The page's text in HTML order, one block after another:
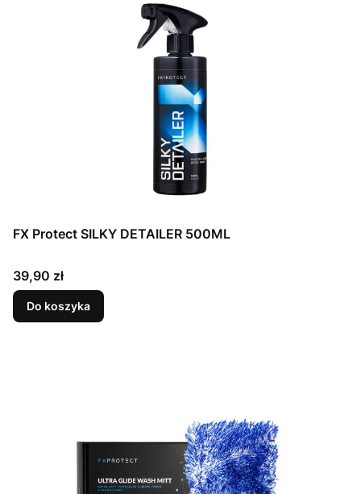
FX Protect SILKY DETAILER 500ML
Cena
39,90 zł
Do koszyka